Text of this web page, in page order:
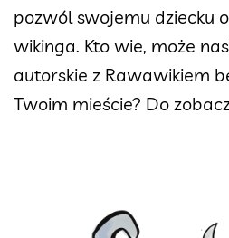
pozwól swojemu dziecku
wikinga. Kto wie, może
autorskie z Rawawikiem
Twoim mieście? Do